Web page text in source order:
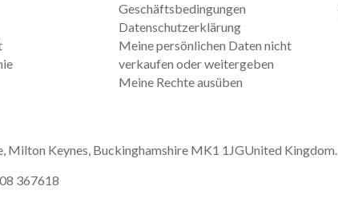
Geschäftsbedingungen
Datenschutzerklärung
Meine persönlichen Daten nicht
verkaufen oder weitergeben
Meine Rechte ausüben
Milton Keynes, Buckinghamshire MK1 1JGUnited Kingdom.
367618